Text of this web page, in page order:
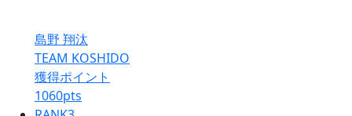
島野 翔汰
TEAM KOSHIDO
獲得ポイント
1060pts